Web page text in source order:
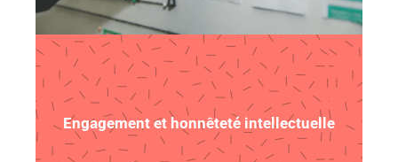
Engagement et honnêteté intellectuelle